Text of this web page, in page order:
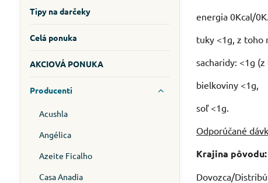
energia 0Kcal/
tuky <1g, z toho
sacharidy: <1g
bielkoviny <1g,
soľ <1g.
Odporúčané
Krajina pôvodu:
Dovozca/
Tipy na darčeky
Celá ponuka
AKCIOVÁ PONUKA
Producenti
Acushla
Angélica
Azeite Ficalho
Casa Anadia